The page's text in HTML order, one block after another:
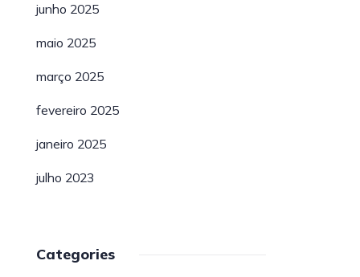
junho 2025
maio 2025
março 2025
fevereiro 2025
janeiro 2025
julho 2023
Categories